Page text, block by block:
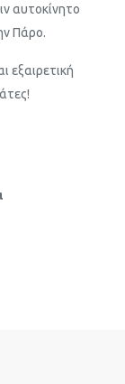
αυτοκίνητο
Πάρο.
εξαιρετική